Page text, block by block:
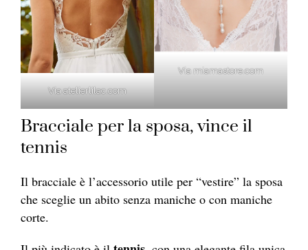
Via atelierlilac.com
Via miamastore.com
Bracciale per la sposa, vince il
tennis
Il bracciale è l’accessorio utile per “vestire” la sposa
che sceglie un abito senza maniche o con maniche
corte.